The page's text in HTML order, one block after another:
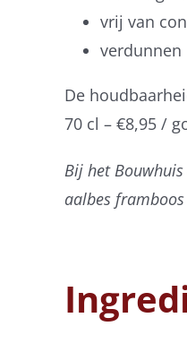
vrij van
verdunnen
De
70 cl – €8,95 /
Bij het
aalbes